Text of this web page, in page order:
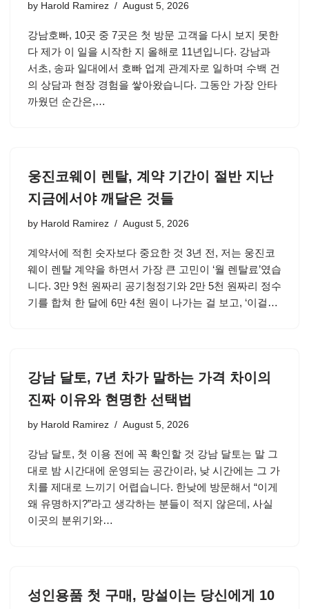
by Harold Ramirez August 5, 2026
강남호빠, 10곳 중 7곳은 첫 방문 고객을 다시 보지 못한
다 제가 이 일을 시작한 지 올해로 11년입니다. 강남과
서초, 송파 일대에서 호빠 업계 관계자로 일하며 수백 건
의 상담과 현장 경험을 쌓아왔습니다. 그동안 가장 안타
까웠던 순간은,…
웅진코웨이 렌탈, 계약 기간이 절반 지난
지금에서야 깨달은 것들
by Harold Ramirez August 5, 2026
계약서에 적힌 숫자보다 중요한 것 3년 전, 저는 웅진코
웨이 렌탈 계약을 하면서 가장 큰 고민이 ‘월 렌탈료’였습
니다. 3만 9천 원짜리 공기청정기와 2만 5천 원짜리 정수
기를 합쳐 한 달에 6만 4천 원이 나가는 걸 보고, ‘이걸…
강남 달토, 7년 차가 말하는 가격 차이의
진짜 이유와 현명한 선택법
by Harold Ramirez August 5, 2026
강남 달토, 첫 이용 전에 꼭 확인할 것 강남 달토는 말 그
대로 밤 시간대에 운영되는 공간이라, 낮 시간에는 그 가
치를 제대로 느끼기 어렵습니다. 한낮에 방문해서 “이게
왜 유명하지?”라고 생각하는 분들이 적지 않은데, 사실
이곳의 분위기와…
성인용품 첫 구매, 망설이는 당신에게 10